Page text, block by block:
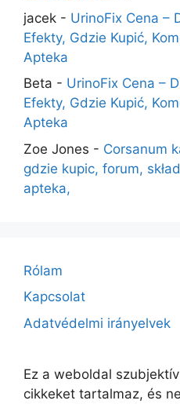
jacek - UrinoFix Cena –
Efekty, Gdzie Kupić,
Apteka
Beta - UrinoFix Cena –
Efekty, Gdzie Kupić,
Apteka
Zoe Jones - Corsanum
gdzie kupic, forum,
apteka,
Rólam
Kapcsolat
Adatvédelmi irányelvek
Ez a weboldal
cikkeket tartalmaz, és